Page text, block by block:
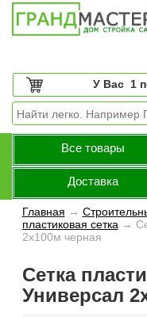
У Вас 1
Все товары
Доставка
Главная →
пластиковая сетка →
2х100м черная
Сетка
Универсал